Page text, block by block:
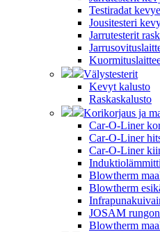
Testiradat
Jousitesteri
Jarrutesterit
Välystesterit
Kevyt kalusto
Raskaskalusto
Korikorjaus ja
Car-O-Liner
Car-O-Liner
Car-O-Liner
Blowtherm
Blowtherm
JOSAM
Blowtherm